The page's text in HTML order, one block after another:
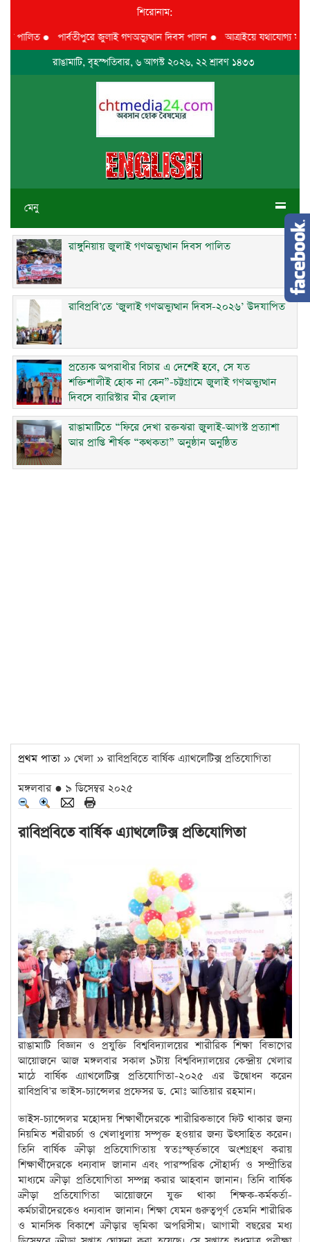
শিরোনাম:
পালিত●পার্বতীপুরে জুলাই গণঅভ্যুত্থান দিবস পালন●আত্রাইয়ে যথাযোগ্য
রাঙামাটি, বৃহস্পতিবার, ৬ আগস্ট ২০২৬, ২২ শ্রাবণ ১৪৩৩
মেনু
রাঙ্গুনিয়ায় জুলাই গণঅভ্যুত্থান দিবস পালিত
রাবিপ্রবি’তে ‘জুলাই গণঅভ্যুত্থান দিবস-২০২৬’ উদযাপিত
প্রত্যেক অপরাধীর বিচার এ দেশেই হবে, সে যত
শক্তিশালীই হোক না কেন”-চট্টগ্রামে জুলাই গণঅভ্যুত্থান
দিবসে ব্যারিস্টার মীর হেলাল
রাঙামাটিতে “ফিরে দেখা রক্তঝরা জুলাই-আগস্ট প্রত্যাশা
আর প্রাপ্তি শীর্ষক “কথকতা” অনুষ্ঠান অনুষ্ঠিত
প্রথম পাতা » খেলা » রাবিপ্রবিতে বার্ষিক এ্যাথলেটিক্স প্রতিযোগিতা
মঙ্গলবার ● ৯ ডিসেম্বর ২০২৫
রাবিপ্রবিতে বার্ষিক এ্যাথলেটিক্স প্রতিযোগিতা
রাঙামাটি বিজ্ঞান ও প্রযুক্তি বিশ্ববিদ্যালয়ের শারীরিক শিক্ষা বিভাগের
আয়োজনে আজ মঙ্গলবার সকাল ৯টায় বিশ্ববিদ্যালয়ের কেন্দ্রীয় খেলার
মাঠে বার্ষিক এ্যাথলেটিক্স প্রতিযোগিতা-২০২৫ এর উদ্বোধন করেন
রাবিপ্রবি’র ভাইস-চ্যান্সেলর প্রফেসর ড. মোঃ আতিয়ার রহমান।
ভাইস-চ্যান্সেলর মহোদয় শিক্ষার্থীদেরকে শারীরিকভাবে ফিট থাকার জন্য
নিয়মিত শরীরচর্চা ও খেলাধুলায় সম্পৃক্ত হওয়ার জন্য উৎসাহিত করেন।
তিনি বার্ষিক ক্রীড়া প্রতিযোগিতায় স্বতঃস্ফূর্তভাবে অংশগ্রহণ করায়
শিক্ষার্থীদেরকে ধন্যবাদ জানান এবং পারস্পরিক সৌহার্দ্য ও সম্প্রীতির
মাধ্যমে ক্রীড়া প্রতিযোগিতা সম্পন্ন করার আহবান জানান। তিনি বার্ষিক
ক্রীড়া প্রতিযোগিতা আয়োজনে যুক্ত থাকা শিক্ষক-কর্মকর্তা-
কর্মচারীদেরকেও ধন্যবাদ জানান। শিক্ষা যেমন গুরুত্বপূর্ণ তেমনি শারীরিক
ও মানসিক বিকাশে ক্রীড়ার ভূমিকা অপরিসীম। আগামী বছরের মধ্য